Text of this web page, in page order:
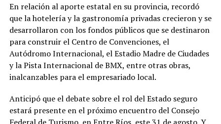
En relación al aporte estatal en su provincia, recordó
que la hotelería y la gastronomía privadas crecieron y se
desarrollaron con los fondos públicos que se destinaron
para construir el Centro de Convenciones, el
Autódromo Internacional, el Estadio Madre de Ciudades
y la Pista Internacional de BMX, entre otras obras,
inalcanzables para el empresariado local.
Anticipó que el debate sobre el rol del Estado seguro
estará presente en el próximo encuentro del Consejo